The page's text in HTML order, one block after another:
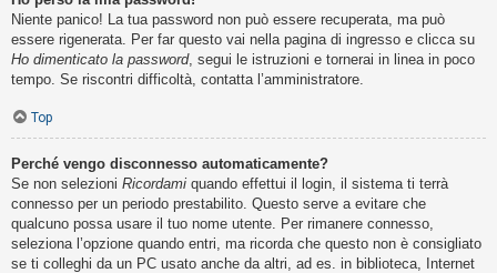
Niente panico! La tua password non può essere recuperata, ma può
essere rigenerata. Per far questo vai nella pagina di ingresso e clicca su
Ho dimenticato la password, segui le istruzioni e tornerai in linea in poco
tempo. Se riscontri difficoltà, contatta l’amministratore.
Top
Perché vengo disconnesso automaticamente?
Se non selezioni Ricordami quando effettui il login, il sistema ti terrà
connesso per un periodo prestabilito. Questo serve a evitare che
qualcuno possa usare il tuo nome utente. Per rimanere connesso,
seleziona l’opzione quando entri, ma ricorda che questo non è consigliato
se ti colleghi da un PC usato anche da altri, ad es. in biblioteca, Internet